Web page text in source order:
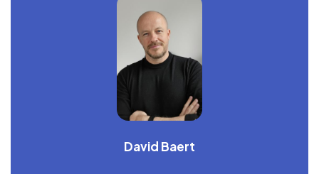
David Baert